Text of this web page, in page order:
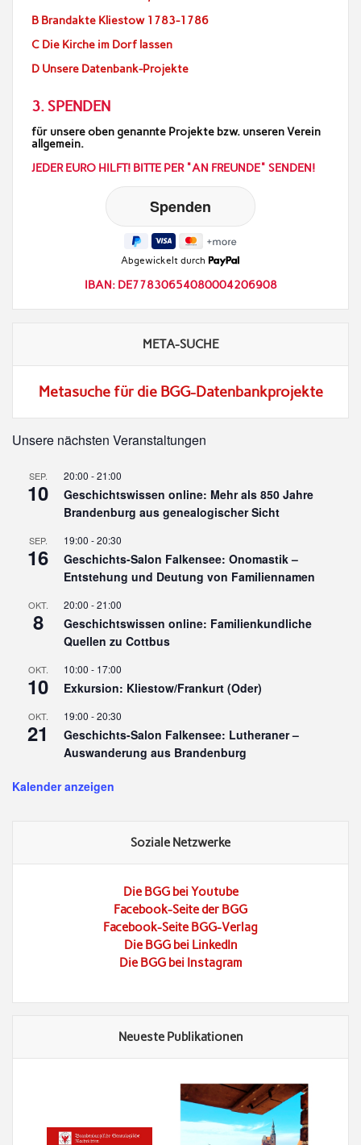
B Brandakte Kliestow 1783-1786
C Die Kirche im Dorf lassen
D Unsere Datenbank-Projekte
3. SPENDEN
für unsere oben genannte Projekte bzw. unseren Verein
allgemein.
JEDER EURO HILFT! BITTE PER "AN FREUNDE" SENDEN!
Abgewickelt durch
IBAN: DE77830654080004206908
META-SUCHE
Metasuche für die BGG-Datenbankprojekte
Unsere nächsten Veranstaltungen
SEP.
10
20:00 -21:00
Geschichtswissen online: Mehr als 850 Jahre
Brandenburg aus genealogischer Sicht
SEP.
16
19:00 -20:30
Geschichts-Salon Falkensee: Onomastik –
Entstehung und Deutung von Familiennamen
OKT.
8
20:00 -21:00
Geschichtswissen online: Familienkundliche
Quellen zu Cottbus
OKT.
10
10:00 - 17:00
Exkursion: Kliestow/Frankurt (Oder)
OKT.
21
19:00 -20:30
Geschichts-Salon Falkensee: Lutheraner –
Auswanderung aus Brandenburg
Kalender anzeigen
Soziale Netzwerke
Die BGG bei Youtube
Facebook-Seite der BGG
Facebook-Seite BGG-Verlag
Die BGG bei LinkedIn
Die BGG bei Instagram
Neueste Publikationen